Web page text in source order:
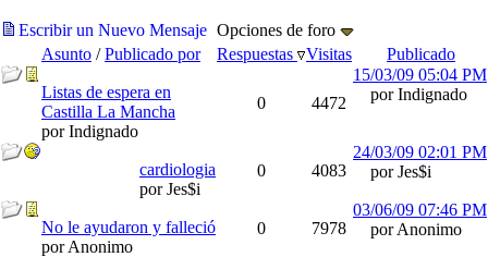
Escribir un Nuevo Mensaje Opciones de foro
Asunto /Publicado por Respuestas Visitas Publicado
Listas de espera en
Castilla La Mancha
por Indignado
0 4472
15/03/09 05:04 PM
por Indignado
cardiologia
por Jes$i
0 4083
24/03/09 02:01 PM
por Jes$i
No le ayudaron y falleció
por Anonimo
0 7978
03/06/09 07:46 PM
por Anonimo